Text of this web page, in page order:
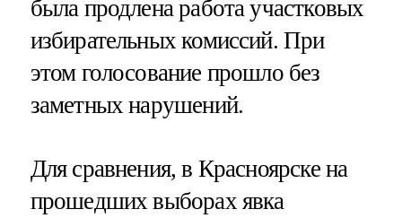
была продлена работа участковых
избирательных комиссий. При
этом голосование прошло без
заметных нарушений.
Для сравнения, в Красноярске на
прошедших выборах явка